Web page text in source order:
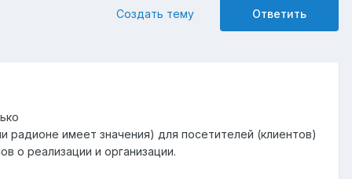
Ответить
Создать тему
радионе имеет значения) для посетителей (клиентов)
о реализации и организации.